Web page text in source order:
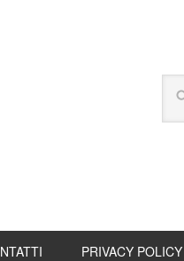
PRIVACY POLICY